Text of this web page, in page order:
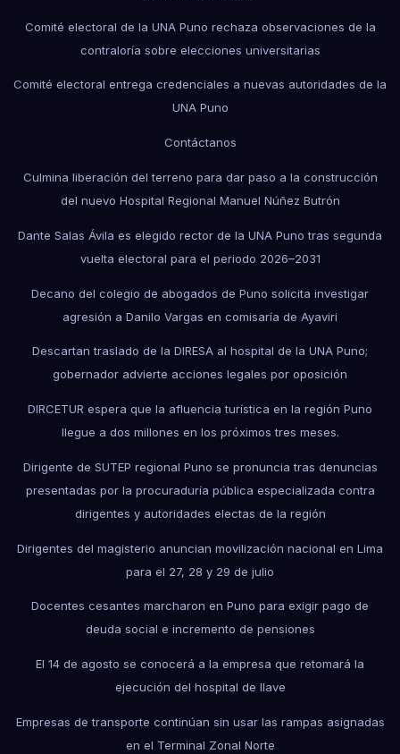
Comité electoral de la UNA Puno rechaza observaciones de la
contraloría sobre elecciones universitarias
Comité electoral entrega credenciales a nuevas autoridades de la
UNA Puno
Contáctanos
Culmina liberación del terreno para dar paso a la construcción
del nuevo Hospital Regional Manuel Núñez Butrón
Dante Salas Ávila es elegido rector de la UNA Puno tras segunda
vuelta electoral para el periodo 2026–2031
Decano del colegio de abogados de Puno solicita investigar
agresión a Danilo Vargas en comisaría de Ayaviri
Descartan traslado de la DIRESA al hospital de la UNA Puno;
gobernador advierte acciones legales por oposición
DIRCETUR espera que la afluencia turística en la región Puno
llegue a dos millones en los próximos tres meses.
Dirigente de SUTEP regional Puno se pronuncia tras denuncias
presentadas por la procuraduría pública especializada contra
dirigentes y autoridades electas de la región
Dirigentes del magisterio anuncian movilización nacional en Lima
para el 27, 28 y 29 de julio
Docentes cesantes marcharon en Puno para exigir pago de
deuda social e incremento de pensiones
El 14 de agosto se conocerá a la empresa que retomará la
ejecución del hospital de Ilave
Empresas de transporte continúan sin usar las rampas asignadas
en el Terminal Zonal Norte